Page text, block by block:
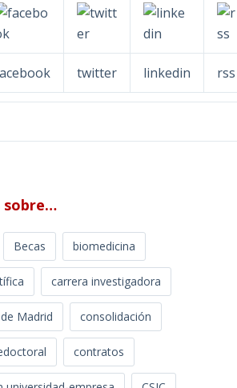
twitter linkedin rss
sobre…
Becas biomedicina
carrera investigadora
Madrid consolidación
contratos